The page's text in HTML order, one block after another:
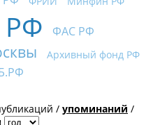
РФ ФАС РФ
Архивный фонд РФ
/ упоминаний /